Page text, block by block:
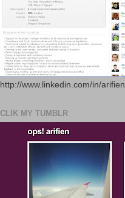
http://www.linkedin.com/in/arifien
CLIK MY TUMBLR